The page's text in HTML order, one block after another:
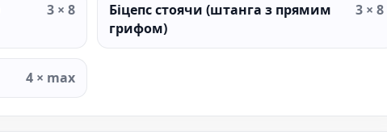
3 × 8
Біцепс стоячи (штанга з прямим
грифом)
3 × 8
4 × max